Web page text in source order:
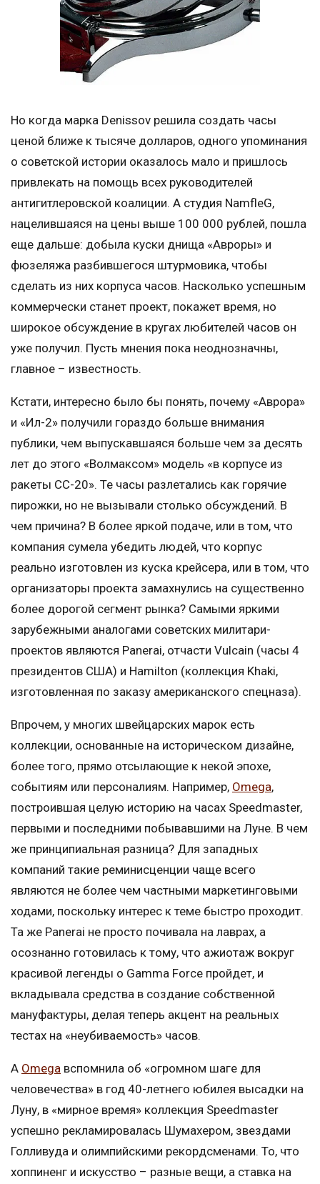
Но когда марка Denissov решила создать часы
ценой ближе к тысяче долларов, одного упоминания
о советской истории оказалось мало и пришлось
привлекать на помощь всех руководителей
антигитлеровской коалиции. А студия NamfleG,
нацелившаяся на цены выше 100 000 рублей, пошла
еще дальше: добыла куски днища «Авроры» и
фюзеляжа разбившегося штурмовика, чтобы
сделать из них корпуса часов. Насколько успешным
коммерчески станет проект, покажет время, но
широкое обсуждение в кругах любителей часов он
уже получил. Пусть мнения пока неоднозначны,
главное – известность.
Кстати, интересно было бы понять, почему «Аврора»
и «Ил-2» получили гораздо больше внимания
публики, чем выпускавшаяся больше чем за десять
лет до этого «Волмаксом» модель «в корпусе из
ракеты СС-20». Те часы разлетались как горячие
пирожки, но не вызывали столько обсуждений. В
чем причина? В более яркой подаче, или в том, что
компания сумела убедить людей, что корпус
реально изготовлен из куска крейсера, или в том, что
организаторы проекта замахнулись на существенно
более дорогой сегмент рынка? Самыми яркими
зарубежными аналогами советских милитари-
проектов являются Panerai, отчасти Vulcain (часы 4
президентов США) и Hamilton (коллекция Khaki,
изготовленная по заказу американского спецназа).
Впрочем, у многих швейцарских марок есть
коллекции, основанные на историческом дизайне,
более того, прямо отсылающие к некой эпохе,
событиям или персоналиям. Например, Omega,
построившая целую историю на часах Speedmaster,
первыми и последними побывавшими на Луне. В чем
же принципиальная разница? Для западных
компаний такие реминисценции чаще всего
являются не более чем частными маркетинговыми
ходами, поскольку интерес к теме быстро проходит.
Та же Panerai не просто почивала на лаврах, а
осознанно готовилась к тому, что ажиотаж вокруг
красивой легенды о Gamma Force пройдет, и
вкладывала средства в создание собственной
мануфактуры, делая теперь акцент на реальных
тестах на «неубиваемость» часов.
А Omega вспомнила об «огромном шаге для
человечества» в год 40-летнего юбилея высадки на
Луну, в «мирное время» коллекция Speedmaster
успешно рекламировалась Шумахером, звездами
Голливуда и олимпийскими рекордсменами. То, что
хоппиненг и искусство – разные вещи, а ставка на